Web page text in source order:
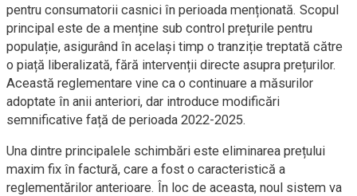
pentru consumatorii casnici în perioada menționată. Scopul
principal este de a menține sub control prețurile pentru
populație, asigurând în același timp o tranziție treptată către
o piață liberalizată, fără intervenții directe asupra prețurilor.
Această reglementare vine ca o continuare a măsurilor
adoptate în anii anteriori, dar introduce modificări
semnificative față de perioada 2022-2025.
Una dintre principalele schimbări este eliminarea prețului
maxim fix în factură, care a fost o caracteristică a
reglementărilor anterioare. În loc de aceasta, noul sistem va